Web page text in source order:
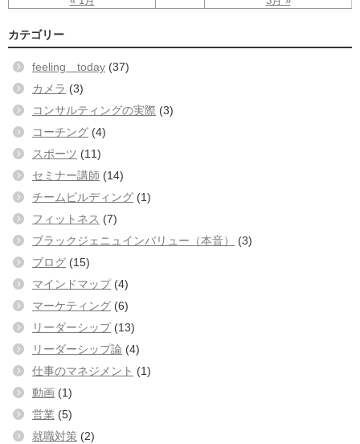
カテゴリー
feeling today (37)
カメラ (3)
コンサルティングの実際 (3)
コーチング (4)
スポーツ (11)
セミナー講師 (14)
チームビルディング (1)
フィットネス (7)
ブラックジェニュインバリュー（本音）
(3)
ブログ (15)
マインドマップ(4)
マーケティング (6)
リーダーシップ(13)
リーダーシップ論 (4)
仕事のマネジメント (1)
動画 (1)
営業 (5)
就職対策 (2)